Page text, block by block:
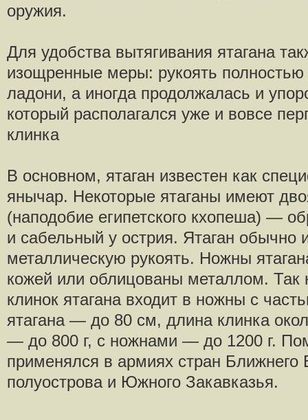
оружия.
Для удобства вытягивания ятагана
изощренные меры: рукоять
ладони, а иногда продолжалась и
который располагался уже и вовсе
клинка
В основном, ятаган известен как
янычар. Некоторые ятаганы имеют
(наподобие египетского кхопеша) —
и сабельный у острия. Ятаган обычно
металлическую рукоять. Ножны
кожей или облицованы металлом. Так
клинок ятагана входит в ножны с
ятагана — до 80 см, длина клинка
— до 800 г, с ножнами — до 1200 г.
применялся в армиях стран Ближнего
полуострова и Южного Закавказья.